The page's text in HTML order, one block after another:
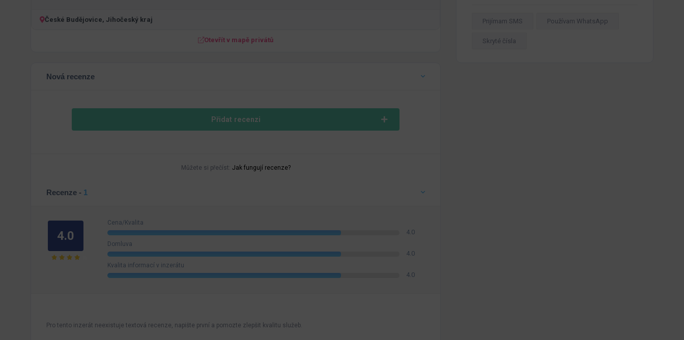
České Budějovice, Jihočeský kraj
Otevřít v mapě privátů
Nová recenze
Přidat recenzi
Můžete si přečíst: Jak fungují recenze?
Recenze - 1
4.0
Cena/Kvalita
4.0
Domluva
4.0
Kvalita informací v inzerátu
4.0
Pro tento inzerát neexistuje textová recenze, napište první a pomozte zlepšit kvalitu služeb.
Prijímam SMS Používam WhatsApp
Skryté čísla